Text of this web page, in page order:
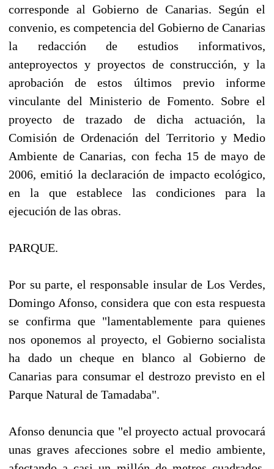
corresponde al Gobierno de Canarias. Según el
convenio, es competencia del Gobierno de Canarias
la redacción de estudios informativos,
anteproyectos y proyectos de construcción, y la
aprobación de estos últimos previo informe
vinculante del Ministerio de Fomento. Sobre el
proyecto de trazado de dicha actuación, la
Comisión de Ordenación del Territorio y Medio
Ambiente de Canarias, con fecha 15 de mayo de
2006, emitió la declaración de impacto ecológico,
en la que establece las condiciones para la
ejecución de las obras.
PARQUE.
Por su parte, el responsable insular de Los Verdes,
Domingo Afonso, considera que con esta respuesta
se confirma que "lamentablemente para quienes
nos oponemos al proyecto, el Gobierno socialista
ha dado un cheque en blanco al Gobierno de
Canarias para consumar el destrozo previsto en el
Parque Natural de Tamadaba".
Afonso denuncia que "el proyecto actual provocará
unas graves afecciones sobre el medio ambiente,